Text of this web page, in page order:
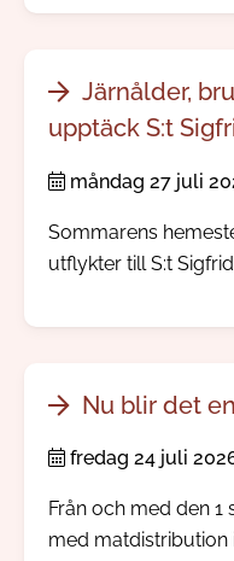
Järnålder,
upptäck S:t
måndag 27 juli
Sommarens
utflykter till S:t
järnåldershistoria,
dricka
Nu blir det
fredag 24 juli
Från och med den
med